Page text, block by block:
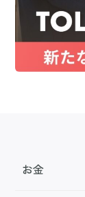
お金